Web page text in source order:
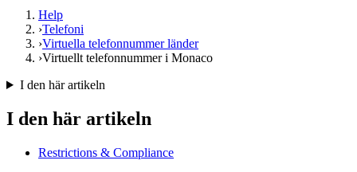
Help
›Telefoni
›Virtuella telefonnummer länder
›Virtuellt telefonnummer i Monaco
I den här artikeln
I den här artikeln
Restrictions & Compliance